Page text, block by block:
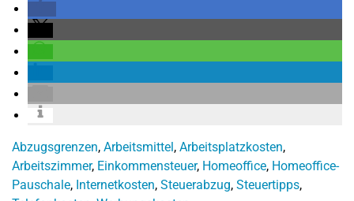
Abzugsgrenzen, Arbeitsmittel, Arbeitsplatzkosten,
Arbeitszimmer, Einkommensteuer, Homeoffice, Homeoffice-
Pauschale, Internetkosten, Steuerabzug, Steuertipps,